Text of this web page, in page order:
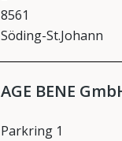
8561
Söding-St.Johann
AGE BENE
Parkring 1